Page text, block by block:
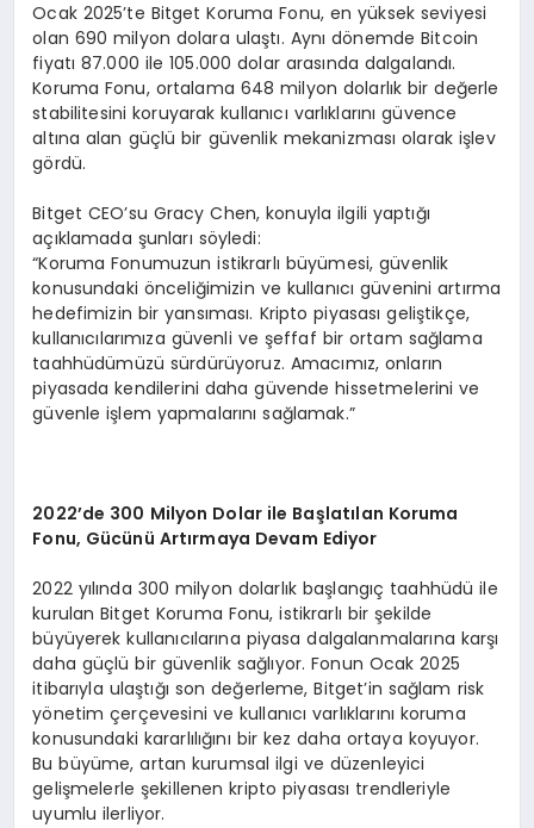
Ocak 2025’te Bitget Koruma Fonu, en yüksek seviyesi
olan 690 milyon dolara ulaştı. Aynı dönemde Bitcoin
fiyatı 87.000 ile 105.000 dolar arasında dalgalandı.
Koruma Fonu, ortalama 648 milyon dolarlık bir değerle
stabilitesini koruyarak kullanıcı varlıklarını güvence
altına alan güçlü bir güvenlik mekanizması olarak işlev
gördü.
Bitget CEO’su Gracy Chen, konuyla ilgili yaptığı
açıklamada şunları söyledi:
“Koruma Fonumuzun istikrarlı büyümesi, güvenlik
konusundaki önceliğimizin ve kullanıcı güvenini artırma
hedefimizin bir yansıması. Kripto piyasası geliştikçe,
kullanıcılarımıza güvenli ve şeffaf bir ortam sağlama
taahhüdümüzü sürdürüyoruz. Amacımız, onların
piyasada kendilerini daha güvende hissetmelerini ve
güvenle işlem yapmalarını sağlamak.”
2022’de 300 Milyon Dolar ile Başlatılan Koruma
Fonu, Gücünü Artırmaya Devam Ediyor
2022 yılında 300 milyon dolarlık başlangıç taahhüdü ile
kurulan Bitget Koruma Fonu, istikrarlı bir şekilde
büyüyerek kullanıcılarına piyasa dalgalanmalarına karşı
daha güçlü bir güvenlik sağlıyor. Fonun Ocak 2025
itibarıyla ulaştığı son değerleme, Bitget’in sağlam risk
yönetim çerçevesini ve kullanıcı varlıklarını koruma
konusundaki kararlılığını bir kez daha ortaya koyuyor.
Bu büyüme, artan kurumsal ilgi ve düzenleyici
gelişmelerle şekillenen kripto piyasası trendleriyle
uyumlu ilerliyor.